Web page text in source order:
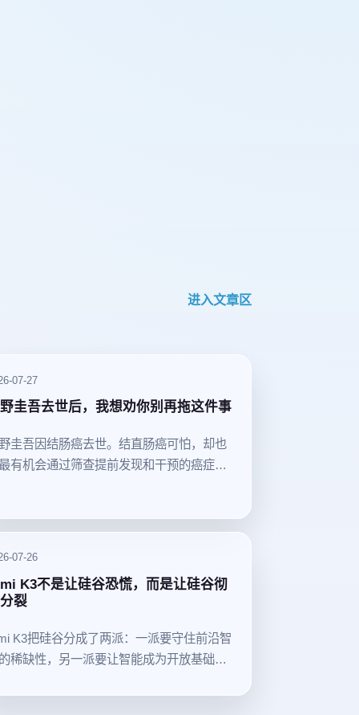
进入文章区
07-27
圭吾去世后，我想劝你别再拖这件事
圭吾因结肠癌去世。结直肠癌可怕，却也
有机会通过筛查提前发现和干预的癌症之
07-26
K3不是让硅谷恐慌，而是让硅谷彻
裂
K3把硅谷分成了两派：一派要守住前沿智
稀缺性，另一派要让智能成为开放基础设